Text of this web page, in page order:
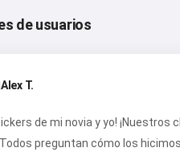
de usuarios
Alex T.
de mi novia y yo!
preguntan cómo los